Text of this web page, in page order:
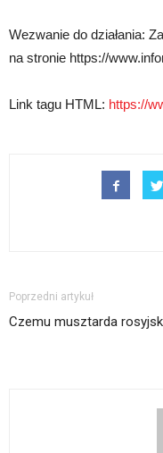
Wezwanie do działania:
na stronie https://
Link tagu HTML: https://
Poprzedni artykuł
Czemu musztarda